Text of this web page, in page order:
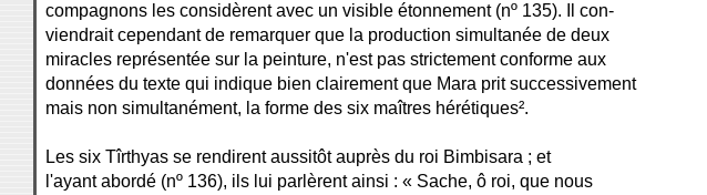
compagnons les considèrent avec un visible étonnement (nº 135). Il con-
viendrait cependant de remarquer que la production simultanée de deux
miracles représentée sur la peinture, n'est pas strictement conforme aux
données du texte qui indique bien clairement que Mara prit successivement
mais non simultanément, la forme des six maîtres hérétiques².
Les six Tîrthyas se rendirent aussitôt auprès du roi Bimbisara ; et
l'ayant abordé (nº 136), ils lui parlèrent ainsi : « Sache, ô roi, que nous